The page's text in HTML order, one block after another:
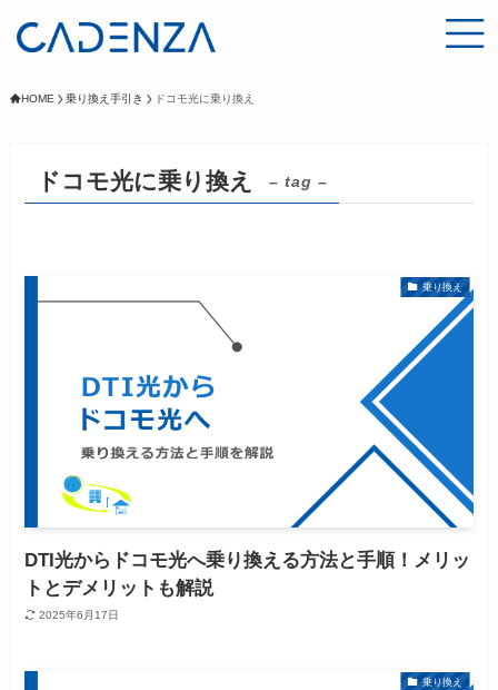
HOME 乗り換え手引き ドコモ光に乗り換え
ドコモ光に乗り換え – tag –
乗り換え
DTI光からドコモ光へ乗り換える方法と手順！メリッ
トとデメリットも解説
2025年6月17日
乗り換え